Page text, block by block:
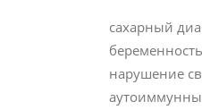
сахарный
нарушение